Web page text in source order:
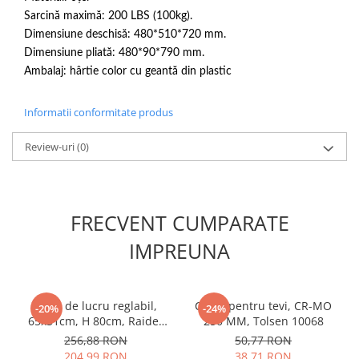
Masini de spalat vase incorporabile
Masini de spalat vase
independente
Motoburghiu/Foreza pamant
Plasa umbrire
Semanatoare,Plantatoare
Suflante & Aspiratoare
Aspiratoare
Suflante Frunze
Sarcină maximă: 200 LBS (100kg).
Dimensiune deschisă: 480*510*720 mm.
Dimensiune pliată: 480*90*790 mm.
Ambalaj: hârtie color cu geantă din plastic
Informatii conformitate produs
Review-uri(0)
FRECVENT CUMPARATE
IMPREUNA
-20%
Banc de lucru reglabil,
65x51cm, H 80cm, Raider
139970
256,88 RON
-24%
Cheie pentru tevi, CR-MO
250 MM, Tolsen 10068
50,77 RON